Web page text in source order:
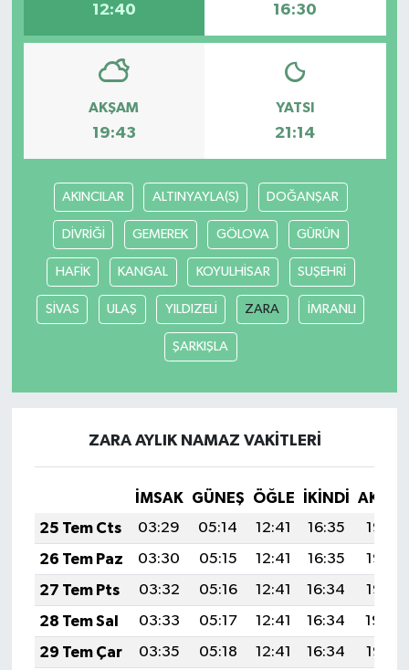
12:40 16:30
AKŞAM
19:43
YATSI
21:14
AKINCILAR ALTINYAYLA(S) DOĞANŞAR
DİVRİĞİ GEMEREK GÖLOVA GÜRÜN
HAFİK KANGAL KOYULHİSAR SUŞEHRİ
SİVAS ULAŞ YILDIZELİ ZARA İMRANLI
ŞARKIŞLA
ZARA AYLIK NAMAZ VAKITLERI
İMSAK GÜNEŞ ÖĞLE İKINDI
25 Tem Cts
03:29 05:14 12:41 16:35
19:57
26 Tem Paz
03:30 05:15 12:41 16:35
19:56
27 Tem Pts
03:32 05:16 12:41 16:34
19:55
28 Tem Sal
03:33 05:17 12:41 16:34
19:54
29 Tem Çar
03:35 05:18 12:41 16:34
19:53